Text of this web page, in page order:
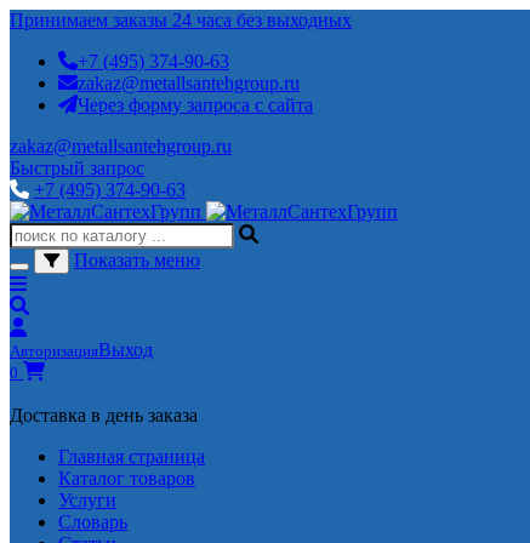
Принимаем заказы 24 часа без выходных
+7 (495) 374-90-63
zakaz@metallsantehgroup.ru
Через форму запроса с сайта
zakaz@metallsantehgroup.ru
Быстрый запрос
+7 (495) 374-90-63
Показать меню
АвторизацияВыход
0
Доставка в день заказа
Главная страница
Каталог товаров
Услуги
Словарь